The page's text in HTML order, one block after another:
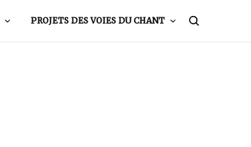
PROJETS DES VOIES DU CHANT